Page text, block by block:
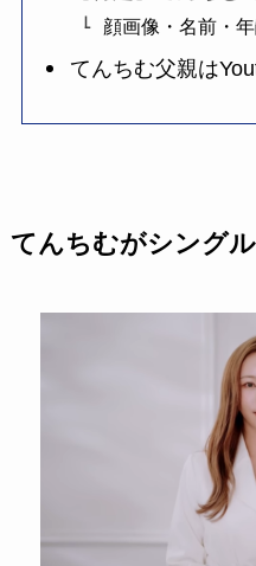
顔画像・名前・
てんちむ父親は
てんちむがシング